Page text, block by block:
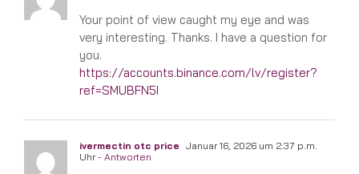
Your point of view caught my eye and was
very interesting. Thanks. I have a question for
you.
https://accounts.binance.com/lv/register?
ref=SMUBFN5I
ivermectin otc price Januar 16, 2026 um 2:37 p.m.
Uhr- Antworten